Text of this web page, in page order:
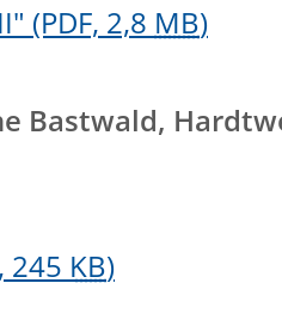
(PDF, 2,8 MB)
Bastwald,
245 KB)